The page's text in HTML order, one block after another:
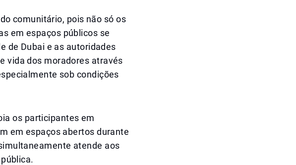
comunitário, pois não só os
em espaços públicos se
de Dubai e as autoridades
vida dos moradores através
sob condições
os participantes em
em espaços abertos durante
atende aos